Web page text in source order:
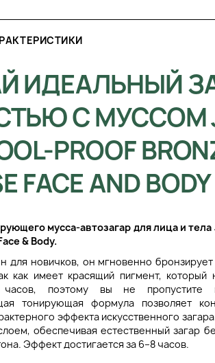
ИДЕАЛЬНЫЙ
С МУССОМ
PROOF
FACE AND BODY
мусса-автозагар для лица и тела
& Body.
для новичков, он мгновенно
как имеет красящий пигмент,
поэтому вы не пропустите
тонирующая формула позволяет
эффекта искусственного
обеспечивая естественный загар
Эффект достигается за 6–8 часов.